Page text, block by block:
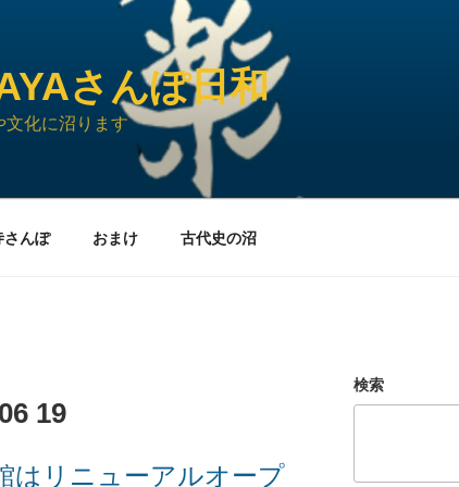
さんぽ日和
文化に沼ります
さんぽ おまけ 古代史の沼
19
はリニューアルオープ
検索